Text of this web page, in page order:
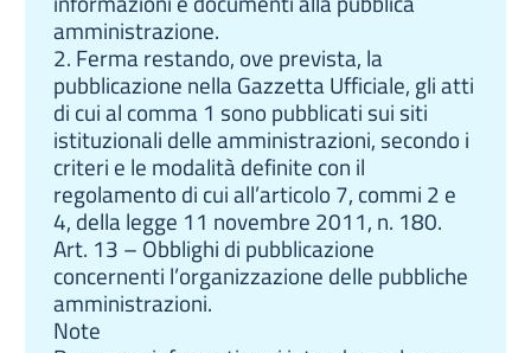
amministrazione.
2. Ferma restando, ove prevista, la
pubblicazione nella Gazzetta Ufficiale, gli atti
di cui al comma 1 sono pubblicati sui siti
istituzionali delle amministrazioni, secondo i
criteri e le modalità definite con il
regolamento di cui all’articolo 7, commi 2 e
4, della legge 11 novembre 2011, n. 180.
Art. 13 – Obblighi di pubblicazione
concernenti l’organizzazione delle pubbliche
amministrazioni.
Note